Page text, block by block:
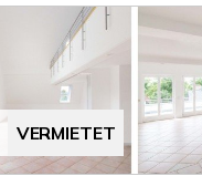
VERMIETET